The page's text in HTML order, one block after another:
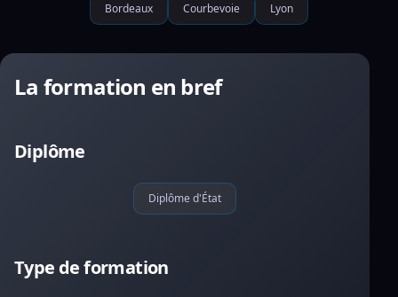
Bordeaux Courbevoie Lyon
La formation en bref
Diplôme
Diplôme d'État
Type de formation